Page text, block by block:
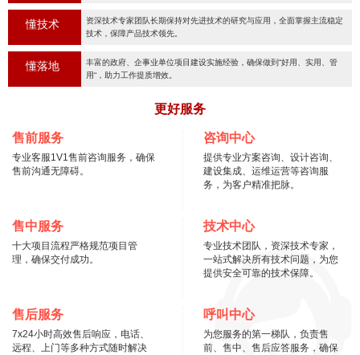
懂技术
资深技术专家团队长期保持对先进技术的研究与应用，全面掌握主流稳定
技术，保障产品技术领先。
懂落地
丰富的政府、企事业单位项目建设实施经验，确保做到“好用、实用、管
用“，助力工作提质增效。
更好服务
售前服务
专业客服1V1售前咨询服务，确保
售前沟通无障碍。
咨询中心
提供专业方案咨询、设计咨询、
建设集成、运维运营等咨询服
务，为客户精准把脉。
售中服务
十大项目流程严格规范项目管
理，确保交付成功。
技术中心
专业技术团队，资深技术专家，
一站式解决所有技术问题，为您
提供安全可靠的技术保障。
售后服务
7x24小时高效售后响应，电话、
远程、上门等多种方式随时解决
呼叫中心
为您服务的第一梯队，负责售
前、售中、售后应答服务，确保